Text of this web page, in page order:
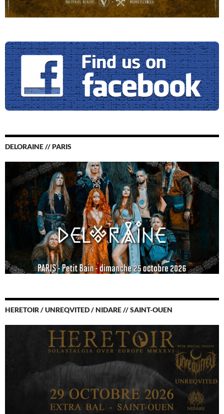
DELORAINE // PARIS
HERETOIR / UNREQVITED / NIDARE // SAINT-OUEN